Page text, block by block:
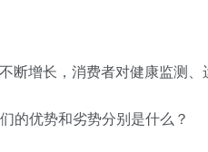
断增长，消费者对健康监测、
的优势和劣势分别是什么？